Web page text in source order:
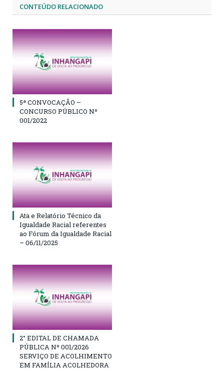
CONTEÚDO RELACIONADO
5ª CONVOCAÇÃO –
CONCURSO PÚBLICO Nº
001/2022
Ata e Relatório Técnico da
Igualdade Racial referentes
ao Fórum da Igualdade Racial
– 06/11/2025
2° EDITAL DE CHAMADA
PÚBLICA Nº 001/2026
SERVIÇO DE ACOLHIMENTO
EM FAMÍLIA ACOLHEDORA